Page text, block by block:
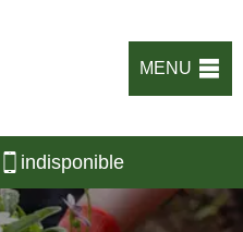
MENU
indisponible